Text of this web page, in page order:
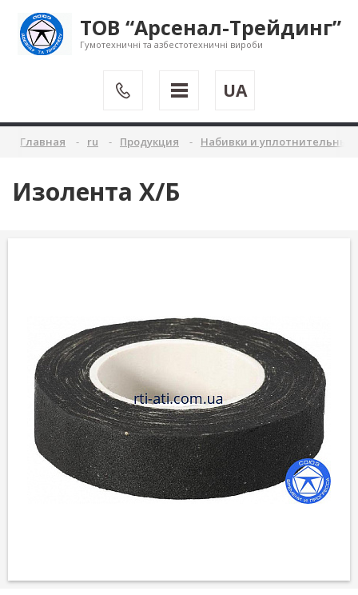
ТОВ “Арсенал-Трейдинг”
Гумотехничні та азбестотехничні вироби
UA
Главная ru Продукция Набивки и
Изолента Х/Б